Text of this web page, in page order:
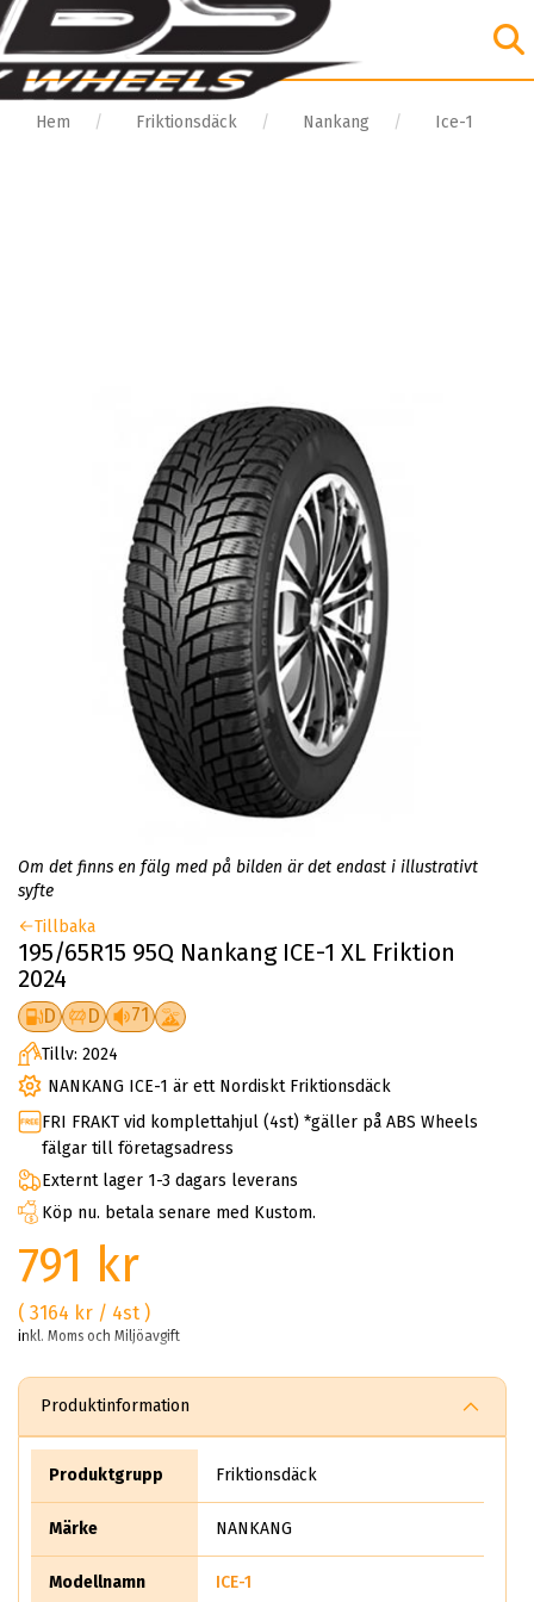
Hem Friktionsdäck Nankang Ice-1
Om det finns en fälg med på bilden är det endast i illustrativt
syfte
Tillbaka
195/65R15 95Q Nankang ICE-1 XL Friktion
2024
D D 71
Tillv: 2024
NANKANG ICE-1 är ett Nordiskt Friktionsdäck
FRI FRAKT vid komplettahjul (4st) *gäller på ABS Wheels
fälgar till företagsadress
Externt lager 1-3 dagars leverans
Köp nu. betala senare med Kustom.
791 kr
( 3164 kr / 4st )
inkl. Moms och Miljöavgift
Produktinformation
Produktgrupp Friktionsdäck
Märke NANKANG
Modellnamn ICE-1